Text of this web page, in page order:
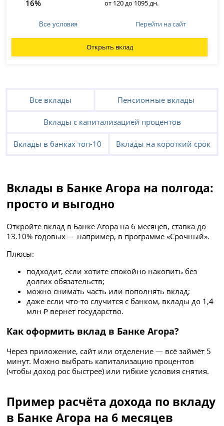
16% от 120 до 1095 дн.
Все условия Перейти на сайт
Открыть вклад
Все вклады Пенсионные вклады
Вклады с капитализацией процентов
Вклады в банках топ-10 Вклады на короткий срок
Вклады в Банке Агора на полгода:
просто и выгодно
Откройте вклад в Банке Агора на 6 месяцев, ставка до
13.10% годовых — например, в программе «Срочный».
Плюсы:
подходит, если хотите спокойно накопить без
долгих обязательств;
можно снимать часть или пополнять вклад;
даже если что-то случится с банком, вклады до 1,4
млн ₽ вернет государство.
Как оформить вклад в Банке Агора?
Через приложение, сайт или отделение — всё займёт 5
минут. Можно выбрать капитализацию процентов
(чтобы доход рос быстрее) или гибкие условия снятия.
Пример расчёта дохода по вкладу
в Банке Агора на 6 месяцев